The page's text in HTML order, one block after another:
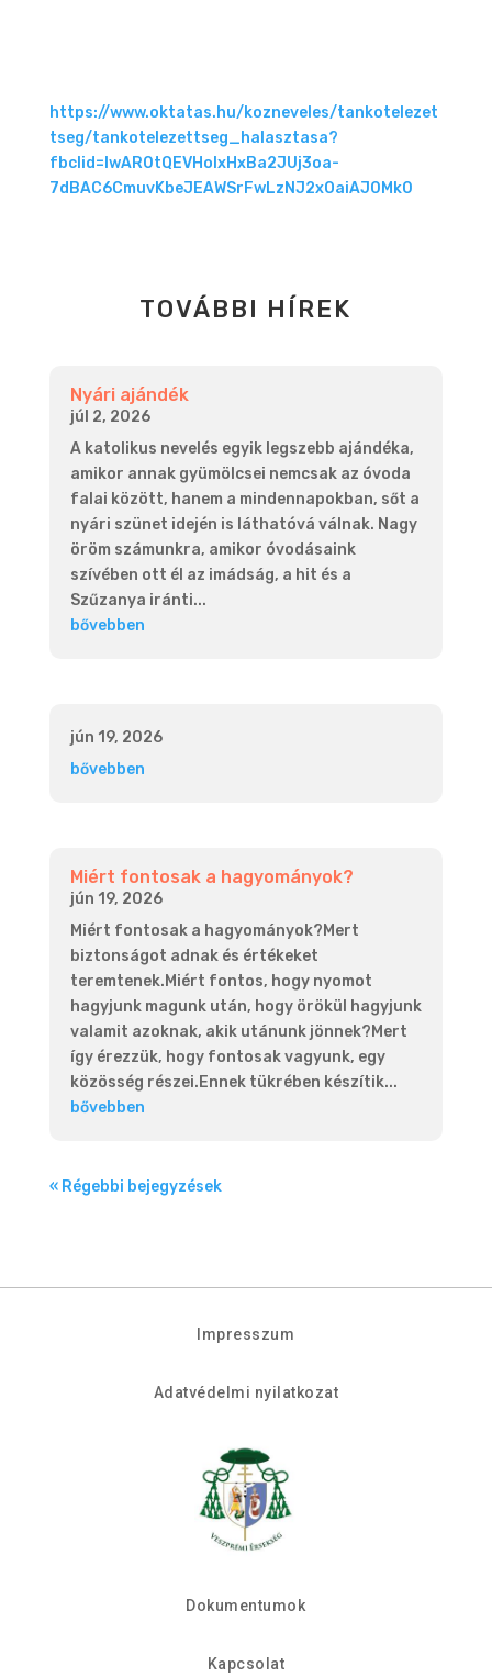
https://www.oktatas.hu/kozneveles/tankotelezet
tseg/tankotelezettseg_halasztasa?
fbclid=IwAR0tQEVHoIxHxBa2JUj3oa-
7dBAC6CmuvKbeJEAWSrFwLzNJ2xOaiAJ0Mk0
TOVÁBBI HÍREK
Nyári ajándék
júl 2, 2026
A katolikus nevelés egyik legszebb ajándéka,
amikor annak gyümölcsei nemcsak az óvoda
falai között, hanem a mindennapokban, sőt a
nyári szünet idején is láthatóvá válnak. Nagy
öröm számunkra, amikor óvodásaink
szívében ott él az imádság, a hit és a
Szűzanya iránti...
bővebben
jún 19, 2026
bővebben
Miért fontosak a hagyományok?
jún 19, 2026
Miért fontosak a hagyományok?Mert
biztonságot adnak és értékeket
teremtenek.Miért fontos, hogy nyomot
hagyjunk magunk után, hogy örökül hagyjunk
valamit azoknak, akik utánunk jönnek?Mert
így érezzük, hogy fontosak vagyunk, egy
közösség részei.Ennek tükrében készítik...
bővebben
« Régebbi bejegyzések
Impresszum
Adatvédelmi nyilatkozat
Dokumentumok
Kapcsolat